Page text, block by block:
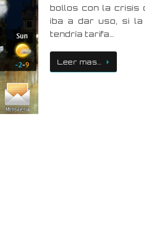
bollos con la crisis
iba a dar uso, si la
tendría tarifa…
Leer mas…